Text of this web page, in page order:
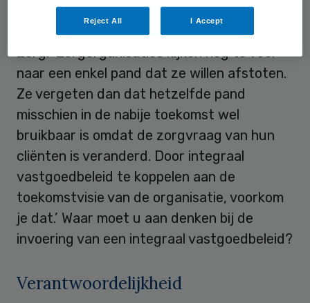
Frank van der Lee, BDO Branchegroep
Zorg: ‘Zorgorganisaties kijken nog te veel
naar een enkel pand dat ze willen afstoten.
Ze vergeten dan dat hetzelfde pand
misschien in de nabije toekomst wel
bruikbaar is omdat de zorgvraag van hun
cliënten is veranderd. Door integraal
vastgoedbeleid te koppelen aan de
toekomstvisie van de organisatie, voorkom
je dat.’ Waar moet u aan denken bij de
invoering van een integraal vastgoedbeleid?
Verantwoordelijkheid
Reject All I Accept